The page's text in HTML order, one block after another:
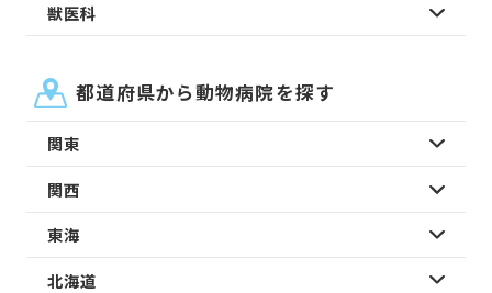
獣医科
都道府県から動物病院を探す
関東
関西
東海
北海道